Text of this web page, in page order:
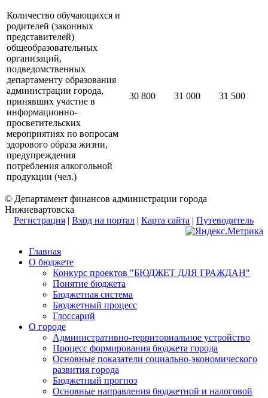
Количество обучающихся и
родителей (законных
представителей)
общеобразовательных
организаций,
подведомственных
департаменту образования
администрации города,
принявших участие в
информационно-
просветительских
мероприятиях по вопросам
здорового образа жизни,
предупреждения
потребления алкогольной
продукции (чел.)
30 800 31 000 31 500
© Департамент финансов администрации города
Нижневартовска
Регистрация | Вход на портал | Карта сайта | Путеводитель
Главная
О бюджете
Конкурс проектов "БЮДЖЕТ ДЛЯ ГРАЖДАН"
Понятие бюджета
Бюджетная система
Бюджетный процесс
Глоссарий
О городе
Административно-территориальное устройство
Процесс формирования бюджета города
Основные показатели социально-экономического
развития города
Бюджетный прогноз
Основные направления бюджетной и налоговой